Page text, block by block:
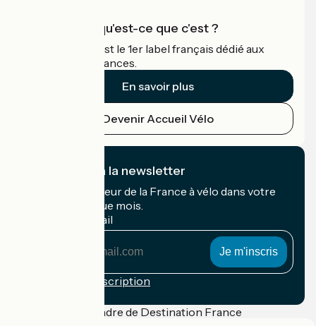
Accueil Vélo qu'est-ce que c'est ?
Accueil Vélo c'est le 1er label français dédié aux
cyclistes en vacances.
En savoir plus
Devenir Accueil Vélo
Je m'abonne à la newsletter
Recevez le meilleur de la France à vélo dans votre
boîte mail chaque mois.
Mon adresse mail
Conditions d'inscription
Financé dans le cadre de Destination France